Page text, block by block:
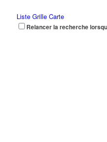
Liste Grille Carte
Relancer la recherche